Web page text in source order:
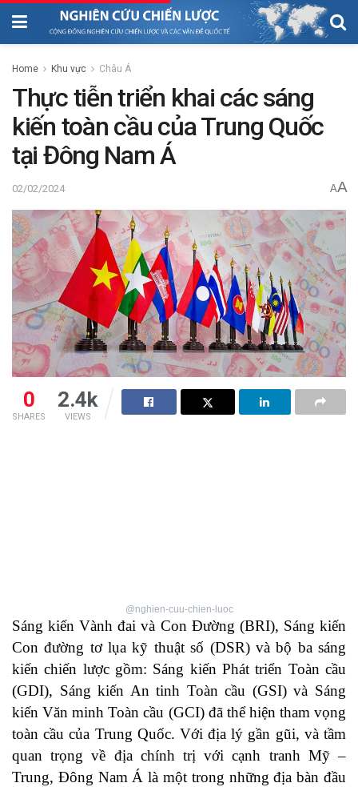
Home Khu vực Châu Á
Thực tiễn triển khai các sáng
kiến toàn cầu của Trung Quốc
tại Đông Nam Á
02/02/2024 AA
0
SHARES
2.4k
VIEWS
@nghien-cuu-chien-luoc
Sáng kiến Vành đai và Con Đường (BRI), Sáng kiến
Con đường tơ lụa kỹ thuật số (DSR) và bộ ba sáng
kiến chiến lược gồm: Sáng kiến Phát triển Toàn cầu
(GDI), Sáng kiến An tinh Toàn cầu (GSI) và Sáng
kiến Văn minh Toàn cầu (GCI) đã thể hiện tham vọng
toàn cầu của Trung Quốc. Với địa lý gần gũi, và tầm
quan trọng về địa chính trị với cạnh tranh Mỹ –
Trung, Đông Nam Á là một trong những địa bàn đầu